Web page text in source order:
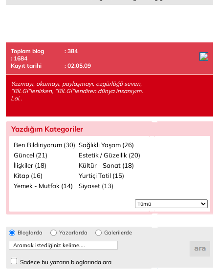
Toplam blog
: 384
: 1684
Kayıt tarihi
: 02.05.09
Yazmayı, okumayı, paylaşmayı, özgürlüğü seven,
"BİLGİ"lenirken, "BİLGİ"lendiren dünya insanıyım.
Lai..
Yazdığım Kategoriler
Ben Bildiriyorum (30) Sağlıklı Yaşam (26)
Güncel (21)
Estetik / Güzellik (20)
İlişkiler (18)
Kültür - Sanat (18)
Kitap (16)
Yurtiçi Tatil (15)
Yemek - Mutfak (14)
Siyaset (13)
Bloglarda Yazarlarda Galerilerde
Sadece bu yazarın bloglarında ara